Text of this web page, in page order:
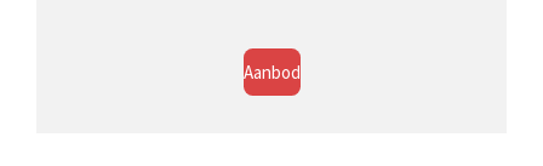
Aanbod